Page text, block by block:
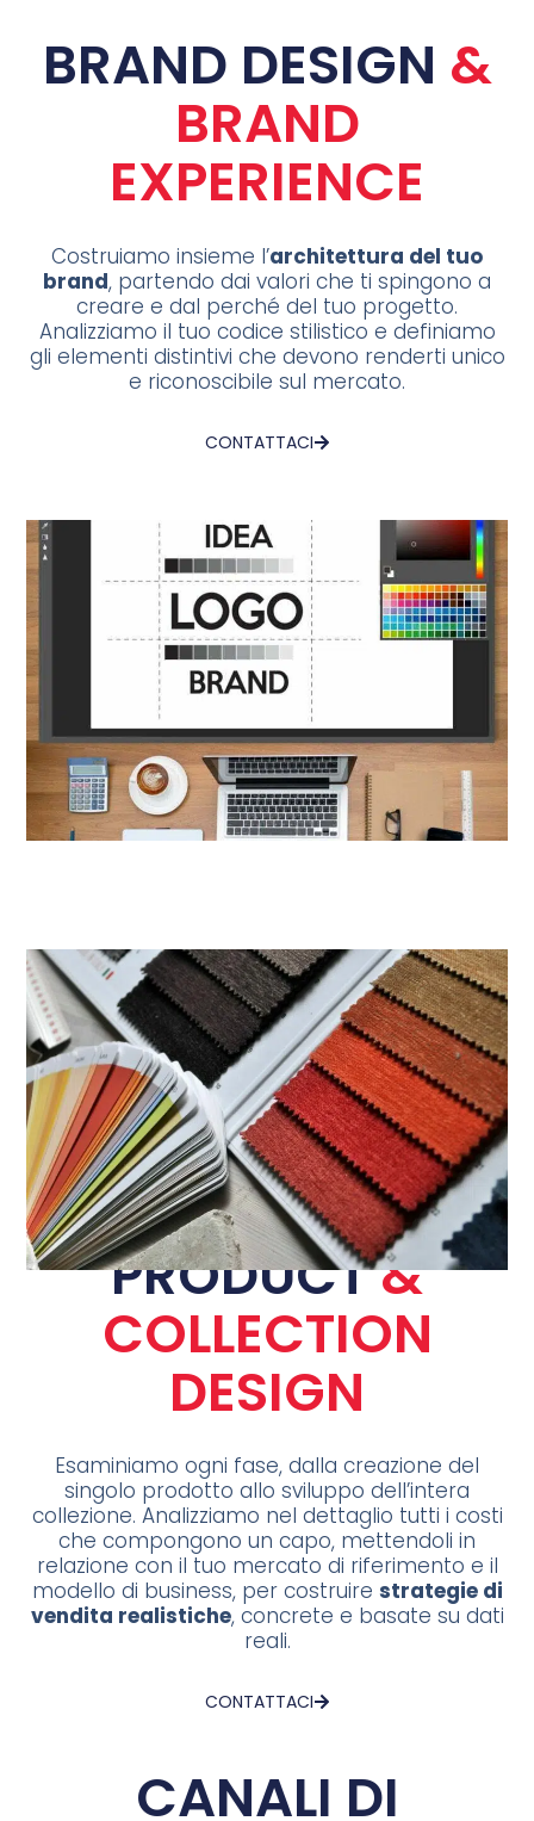
BRAND DESIGN &
BRAND
EXPERIENCE
Costruiamo insieme l’architettura del tuo
brand, partendo dai valori che ti spingono a
creare e dal perché del tuo progetto.
Analizziamo il tuo codice stilistico e definiamo
gli elementi distintivi che devono renderti unico
e riconoscibile sul mercato.
CONTATTACI
PRODUCT&
COLLECTION
DESIGN
Esaminiamo ogni fase, dalla creazione del
singolo prodotto allo sviluppo dell’intera
collezione. Analizziamo nel dettaglio tutti i costi
che compongono un capo, mettendoli in
relazione con il tuo mercato di riferimento e il
modello di business, per costruire strategie di
vendita realistiche, concrete e basate su dati
reali.
CONTATTACI
CANALI DI